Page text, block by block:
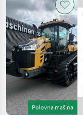
Polovna mašina